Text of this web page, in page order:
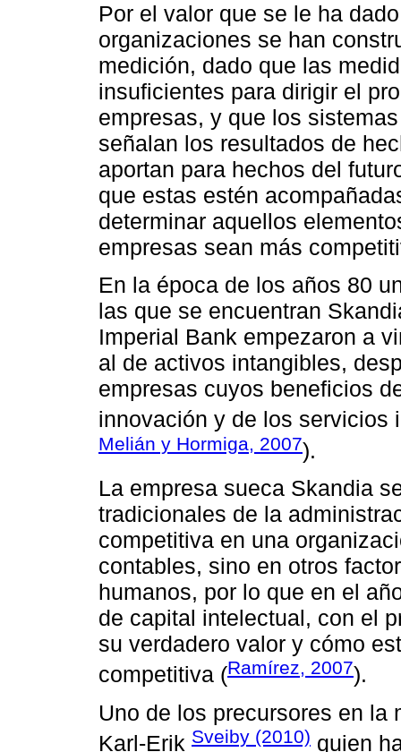
Por el valor que se le ha
organizaciones se han
medición, dado que las
insuficientes para dirigir el
empresas, y que los
señalan los resultados de
aportan para hechos del
que estas estén
determinar aquellos
empresas sean más
En la época de los años 80
las que se encuentran
Imperial Bank empezaron a
al de activos intangibles,
empresas cuyos beneficios
innovación y de los servicios
Melián y Hormiga, 2007).
La empresa sueca Skandia
tradicionales de la
competitiva en una
contables, sino en otros
humanos, por lo que en el
de capital intelectual, con el
su verdadero valor y cómo
competitiva (Ramírez, 2007).
Uno de los precursores en
Karl-Erik Sveiby (2010) quien